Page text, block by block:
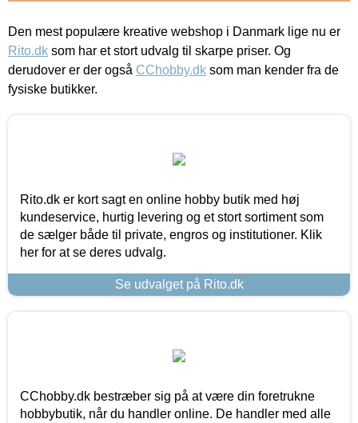
Den mest populære kreative webshop i Danmark lige nu er
Rito.dk som har et stort udvalg til skarpe priser. Og
derudover er der også CChobby.dk som man kender fra de
fysiske butikker.
Rito.dk er kort sagt en online hobby butik med høj
kundeservice, hurtig levering og et stort sortiment som
de sælger både til private, engros og institutioner. Klik
her for at se deres udvalg.
Se udvalget på Rito.dk
CChobby.dk bestræber sig på at være din foretrukne
hobbybutik, når du handler online. De handler med alle